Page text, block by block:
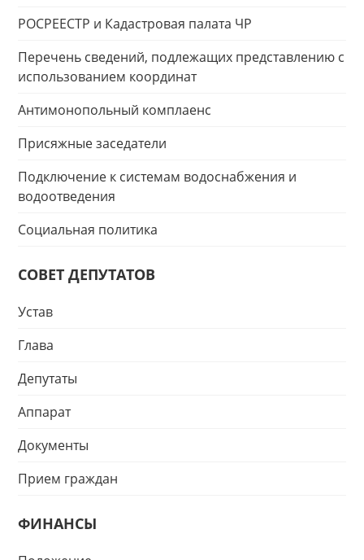
РОСРЕЕСТР и Кадастровая палата ЧР
Перечень сведений, подлежащих представлению с
использованием координат
Антимонопольный комплаенс
Присяжные заседатели
Подключение к системам водоснабжения и
водоотведения
Социальная политика
СОВЕТ ДЕПУТАТОВ
Устав
Глава
Депутаты
Аппарат
Документы
Прием граждан
ФИНАНСЫ